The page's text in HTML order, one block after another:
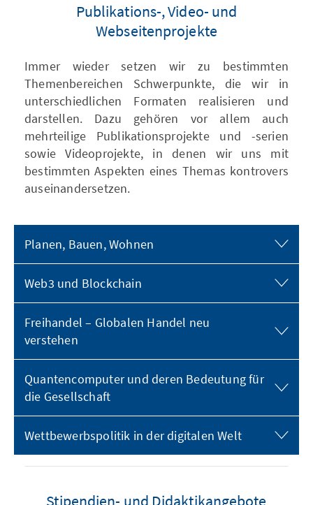
Publikations-, Video- und
Webseitenprojekte
Immer wieder setzen wir zu bestimmten
Themenbereichen Schwerpunkte, die wir in
unterschiedlichen Formaten realisieren und
darstellen. Dazu gehören vor allem auch
mehrteilige Publikationsprojekte und -serien
sowie Videoprojekte, in denen wir uns mit
bestimmten Aspekten eines Themas kontrovers
auseinandersetzen.
Planen, Bauen, Wohnen
Web3 und Blockchain
Freihandel – Globalen Handel neu
verstehen
Quantencomputer und deren Bedeutung für
die Gesellschaft
Wettbewerbspolitik in der digitalen Welt
Stipendien- und Didaktikangebote